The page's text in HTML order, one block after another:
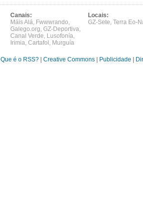
Canais:
Máis Alá, Fwwwrando,
Galego.org, GZ-Deportiva,
Canal Verde, Lusofonía,
Irimia, Cartafol , Murguía
Locais:
GZ-Sete, Terra Eo-
Que é o RSS? Creative Commons Publicidade